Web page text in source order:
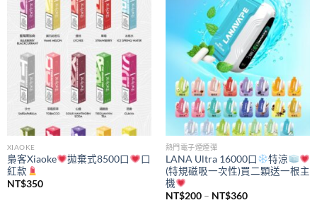
wishlist
XIAOKE
梟客Xiaoke 拋棄式8500口
口
紅款
NT$350
wishlist
熱門電子煙煙彈
LANA Ultra 16000口
特涼
(特規磁吸一次性)買二顆送一根主
機
NT$200 – NT$360價